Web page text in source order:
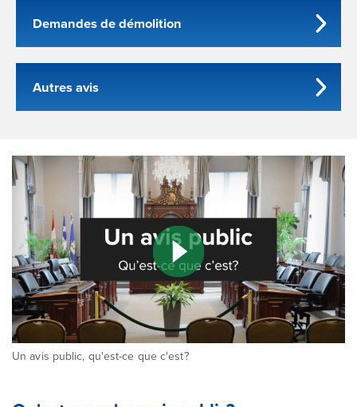
Demandes de démolition
Autres avis
Vidéo "
Un avis public, qu'est-ce que c'est?"